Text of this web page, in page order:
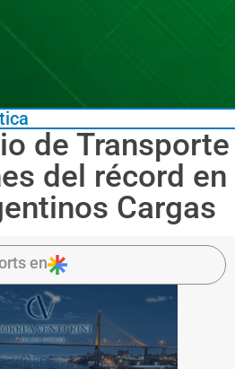
de Transporte
del récord en
Cargas
en